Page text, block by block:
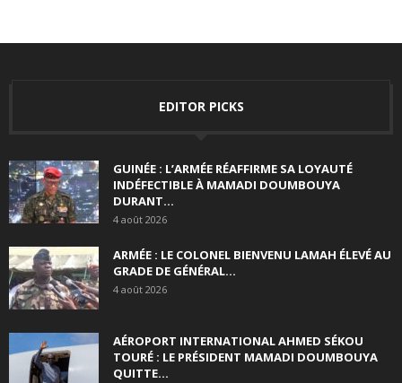
EDITOR PICKS
GUINÉE : L’ARMÉE RÉAFFIRME SA LOYAUTÉ
INDÉFECTIBLE À MAMADI DOUMBOUYA
DURANT...
4 août 2026
ARMÉE : LE COLONEL BIENVENU LAMAH ÉLEVÉ AU
GRADE DE GÉNÉRAL...
4 août 2026
AÉROPORT INTERNATIONAL AHMED SÉKOU
TOURÉ : LE PRÉSIDENT MAMADI DOUMBOUYA
QUITTE...